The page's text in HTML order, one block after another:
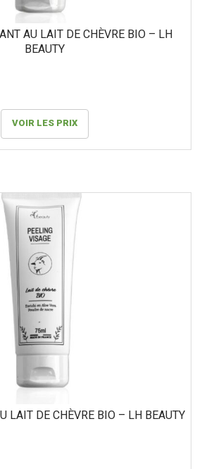
AU LAIT DE CHÈVRE BIO – LH
BEAUTY
VOIR LES PRIX
LAIT DE CHÈVRE BIO – LH BEAUTY